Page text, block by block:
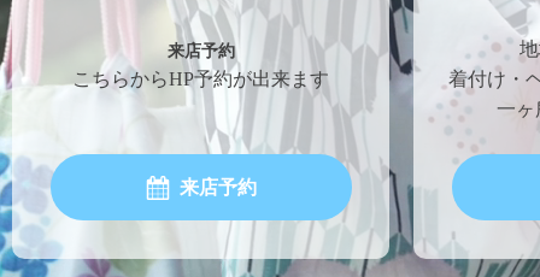
来店予約
こちらからHP予約が出来ます
来店予約
着付け・
一ヶ